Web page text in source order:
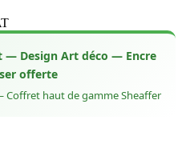
— Design Art déco — Encre
offerte
Coffret haut de gamme Sheaffer